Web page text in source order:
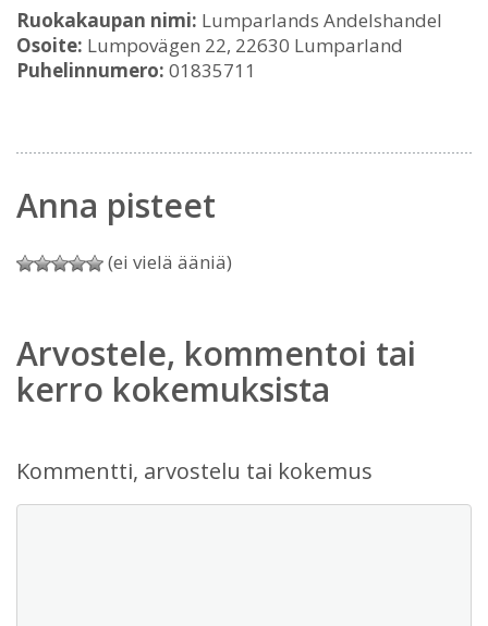
Ruokakaupan nimi: Lumparlands Andelshandel
Osoite: Lumpovägen 22, 22630 Lumparland
Puhelinnumero: 01835711
Anna pisteet
(ei vielä ääniä)
Arvostele, kommentoi tai
kerro kokemuksista
Kommentti, arvostelu tai kokemus